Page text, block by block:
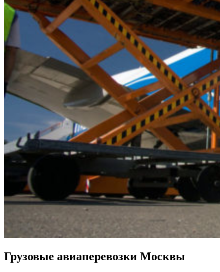
Грузовые авиаперевозки Москвы